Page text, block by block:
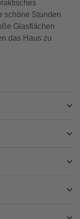
schöne Stunden
Glasflächen
das Haus zu